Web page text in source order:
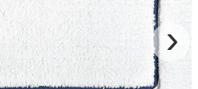
›